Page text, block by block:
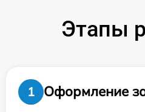
Этапы
1
Оформление